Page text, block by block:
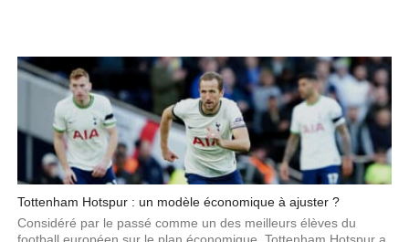
Tottenham Hotspur : un modèle économique à ajuster ?
Considéré par le passé comme un des meilleurs élèves du